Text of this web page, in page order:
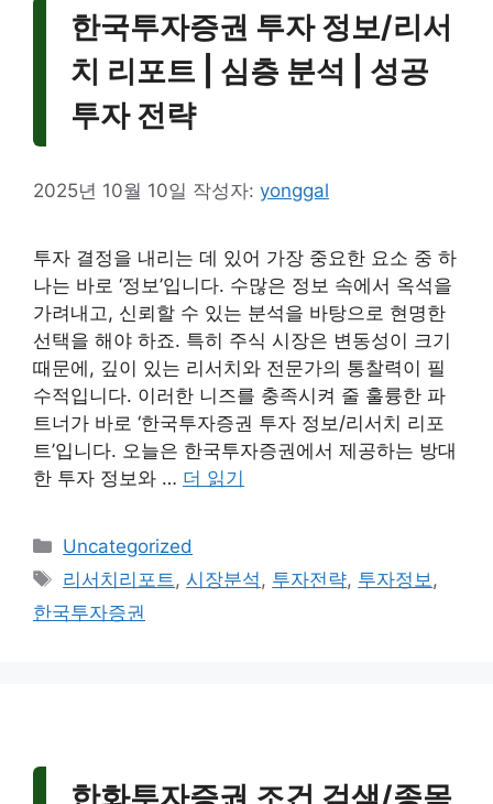
한국투자증권 투자 정보/리서
치 리포트 | 심층 분석 | 성공
투자 전략
2025년 10월 10일 작성자: yonggal
투자 결정을 내리는 데 있어 가장 중요한 요소 중 하
나는 바로 ‘정보’입니다. 수많은 정보 속에서 옥석을
가려내고, 신뢰할 수 있는 분석을 바탕으로 현명한
선택을 해야 하죠. 특히 주식 시장은 변동성이 크기
때문에, 깊이 있는 리서치와 전문가의 통찰력이 필
수적입니다. 이러한 니즈를 충족시켜 줄 훌륭한 파
트너가 바로 ‘한국투자증권 투자 정보/리서치 리포
트’입니다. 오늘은 한국투자증권에서 제공하는 방대
한 투자 정보와 … 더 읽기
카
테
리
Uncategorized
태
그
리서치리포트,시장분석, 투자전략, 투자정보,
한국투자증권